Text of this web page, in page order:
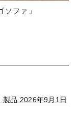
ファ」
製品 2026年9月1日